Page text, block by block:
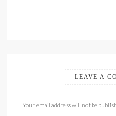
LEAVE A
Your email address will not be